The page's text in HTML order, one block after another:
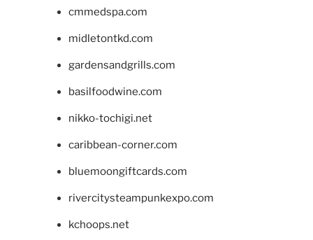
cmmedspa.com
midletontkd.com
gardensandgrills.com
basilfoodwine.com
nikko-tochigi.net
caribbean-corner.com
bluemoongiftcards.com
rivercitysteampunkexpo.com
kchoops.net